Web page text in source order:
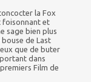
la Fox
foisonnant et
sage bien plus
de Last
que de buter
dans
Film de